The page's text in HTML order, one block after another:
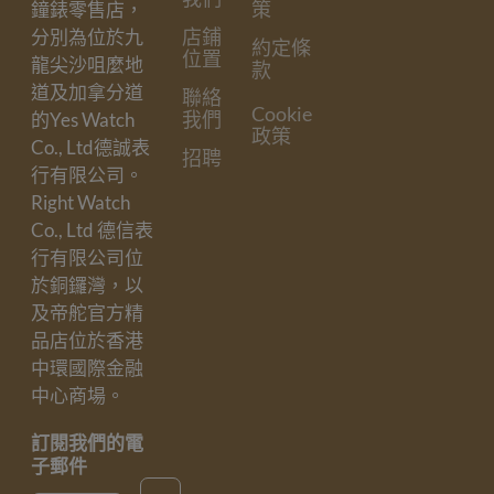
店鋪
位置
聯絡
我們
招聘
策
約定條
款
Cookie
政策
鐘錶零售店，
分別為位於九
龍尖沙咀麼地
道及加拿分道
的Yes Watch
Co., Ltd德誠表
行有限公司。
Right Watch
Co., Ltd 德信表
行有限公司位
於銅鑼灣，以
及帝舵官方精
品店位於香港
中環國際金融
中心商場。
訂閱我們的電
子郵件